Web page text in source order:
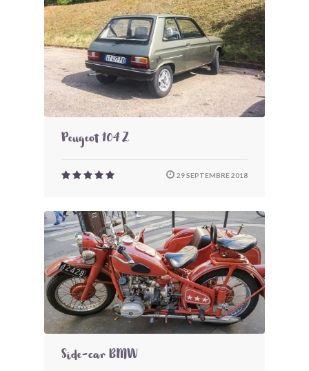
Peugeot 104 Z
29 SEPTEMBRE 2018
Side-car BMW